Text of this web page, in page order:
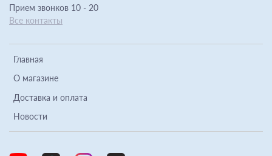
Главная
О магазине
Доставка и оплата
Новости
Прием звонков 10 - 20
Все контакты